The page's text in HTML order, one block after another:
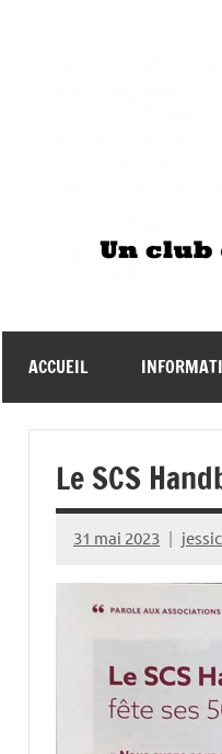
ACCUEIL
Le SCS
31 mai 2023